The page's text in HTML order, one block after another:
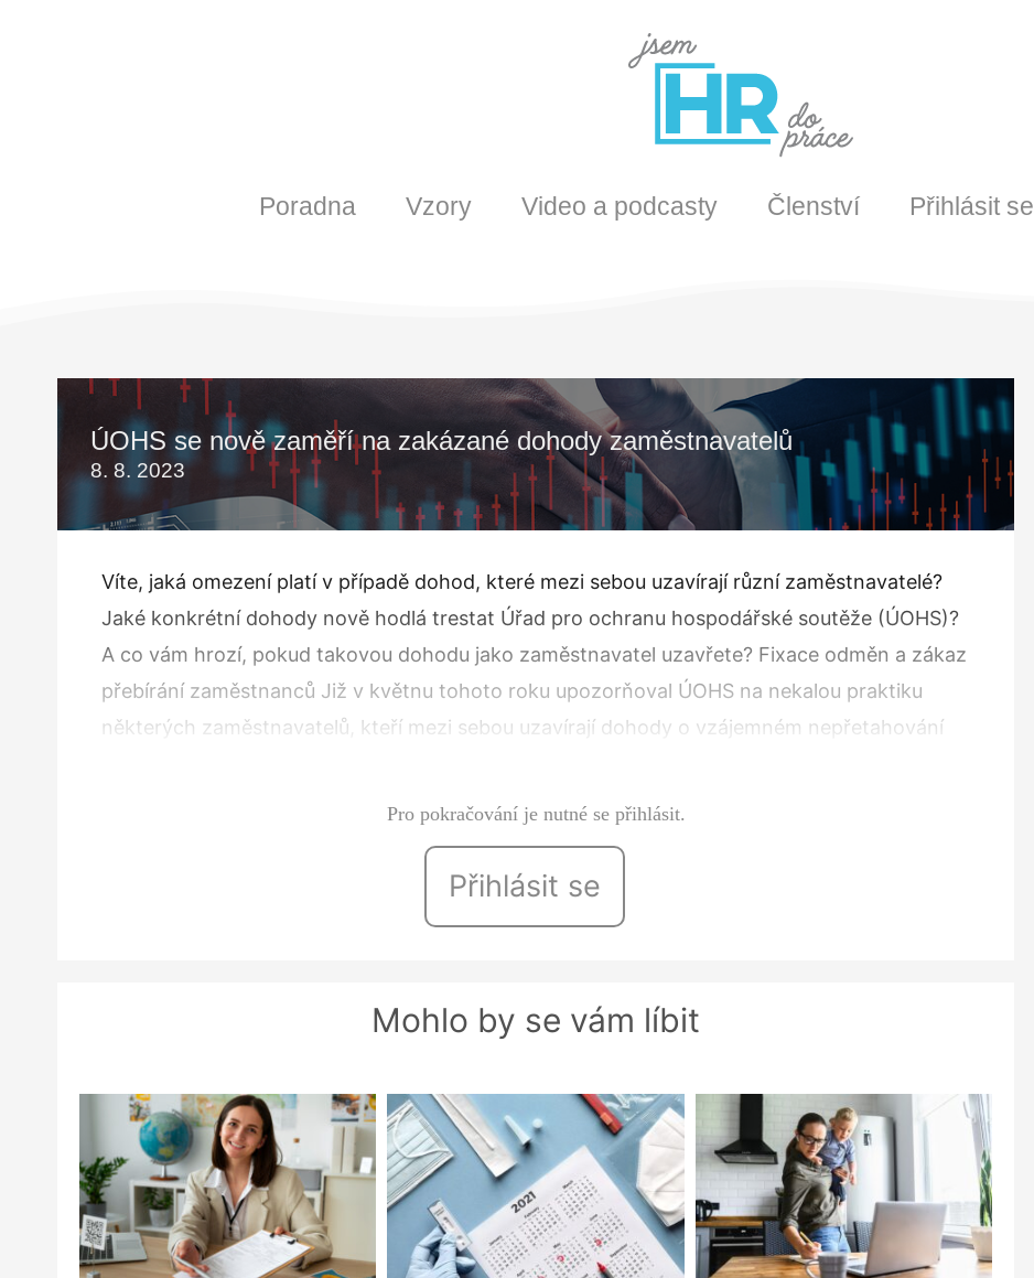
Poradna Vzory Video a podcasty Členství Přihlásit se
ÚOHS se nově zaměří na zakázané dohody zaměstnavatelů
8. 8. 2023
Víte, jaká omezení platí v případě dohod, které mezi sebou uzavírají různí zaměstnavatelé?
Jaké konkrétní dohody nově hodlá trestat Úřad pro ochranu hospodářské soutěže (ÚOHS)?
A co vám hrozí, pokud takovou dohodu jako zaměstnavatel uzavřete? Fixace odměn a zákaz
přebírání zaměstnanců Již v květnu tohoto roku upozorňoval ÚOHS na nekalou praktiku
některých zaměstnavatelů, kteří mezi sebou uzavírají dohody o vzájemném nepřetahování
Pro pokračování je nutné se přihlásit.
Přihlásit se
Mohlo by se vám líbit